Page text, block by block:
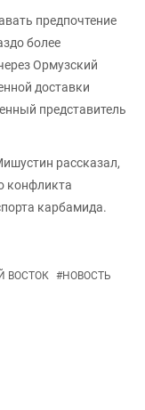
предпочтение
более
Ормузский
доставки
представитель
рассказал,
конфликта
карбамида.
ВОСТОК #НОВОСТЬ